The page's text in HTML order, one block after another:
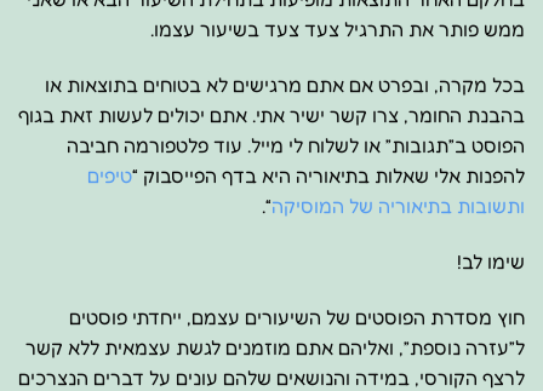
ממש פותר את התרגיל צעד צעד בשיעור עצמו.
בכל מקרה, ובפרט אם אתם מרגישים לא בטוחים בתוצאות או
בהבנת החומר, צרו קשר ישיר אתי. אתם יכולים לעשות זאת בגוף
הפוסט ב”תגובות” או לשלוח לי מייל. עוד פלטפורמה חביבה
להפנות אלי שאלות בתיאוריה היא בדף הפייסבוק “טיפים
ותשובות בתיאוריה של המוסיקה“.
שימו לב!
חוץ מסדרת הפוסטים של השיעורים עצמם, ייחדתי פוסטים
ל”עזרה נוספת”, ואליהם אתם מוזמנים לגשת עצמאית ללא קשר
לרצף הקורסי, במידה והנושאים שלהם עונים על דברים הנצרכים